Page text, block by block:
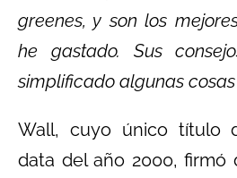
greenes, y son los
he gastado. Sus
simplificado algunas
Wall, cuyo único título
data del año 2000, firmó